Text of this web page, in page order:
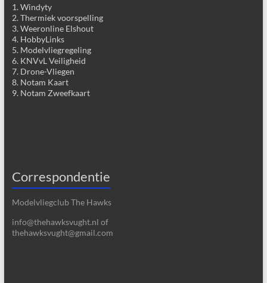
1. Windyty
2. Thermiek voorspelling
3. Weeronline Elshout
4. HobbyLinks
5. Modelvliegregeling
6. KNVvL Veiligheid
7. Drone-Vliegen
8. Notam Kaart
9. Notam Zweefkaart
Correspondentie
Modelvliegclub The Hawks
info@thehawksvught.nl of
thehawksvught@gmail.com